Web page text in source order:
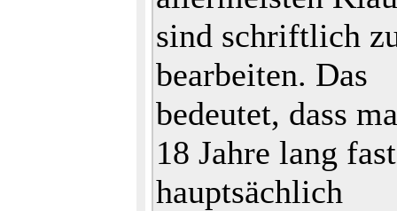
sind schriftlich
bearbeiten. Das
bedeutet, dass
18 Jahre lang fast
hauptsächlich